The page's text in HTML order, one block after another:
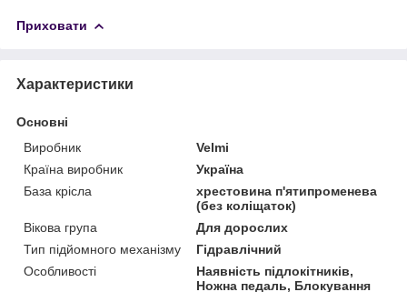
Приховати
Характеристики
Основні
Виробник
Velmi
Країна виробник
Україна
База крісла
хрестовина п'ятипроменева
(без коліщаток)
Вікова група
Для дорослих
Тип підйомного механізму
Гідравлічний
Особливості
Наявність підлокітників,
Ножна педаль, Блокування